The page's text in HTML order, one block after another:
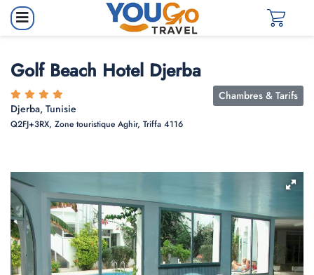
Golf Beach Hotel Djerba
Djerba, Tunisie
Q2FJ+3RX, Zone touristique Aghir, Triffa 4116
Chambres & Tarifs